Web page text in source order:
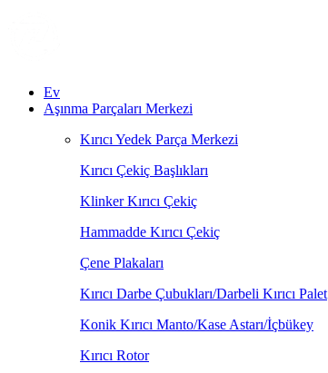
Ev
Aşınma Parçaları Merkezi
Kırıcı Yedek Parça Merkezi
Kırıcı Çekiç Başlıkları
Klinker Kırıcı Çekiç
Hammadde Kırıcı Çekiç
Çene Plakaları
Kırıcı Darbe Çubukları/Darbeli Kırıcı Palet
Konik Kırıcı Manto/Kase Astarı/İçbükey
Kırıcı Rotor